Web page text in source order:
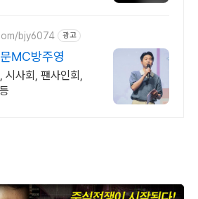
bjy6074 광고
MC방주영
시사회, 팬사인회,